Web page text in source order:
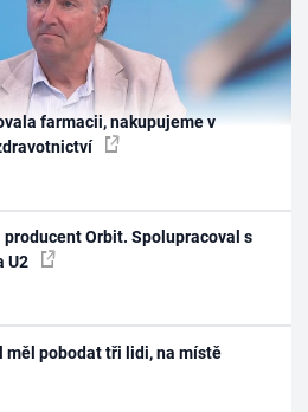
farmacii, nakupujeme v
Orbit. Spolupracoval s
U2
měl pobodat tři lidi, na místě